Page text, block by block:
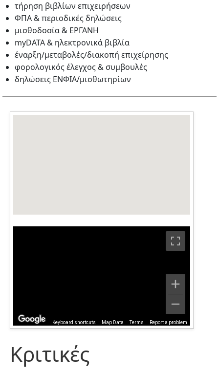
τήρηση βιβλίων επιχειρήσεων
ΦΠΑ & περιοδικές δηλώσεις
μισθοδοσία & ΕΡΓΑΝΗ
myDATA & ηλεκτρονικά βιβλία
έναρξη/μεταβολές/διακοπή επιχείρησης
φορολογικός έλεγχος & συμβουλές
δηλώσεις ΕΝΦΙΑ/μισθωτηρίων
Keyboard shortcuts Map Data Terms Report a problem
Κριτικές